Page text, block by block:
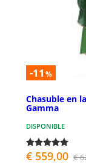
-11 %
Chasuble en
Gamma
DISPONIBLE
€ 559,00 €